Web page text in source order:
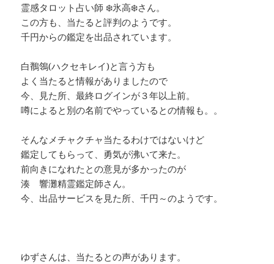
霊感タロット占い師 ❄️氷高❄️さん。
この方も、当たると評判のようです。
千円からの鑑定を出品されています。
白鶺鴒(ハクセキレイ)と言う方も
よく当たると情報がありましたので
今、見た所、最終ログインが３年以上前。
噂によると別の名前でやっているとの情報も。。
そんなメチャクチャ当たるわけではないけど
鑑定してもらって、勇気が沸いて来た。
前向きになれたとの意見が多かったのが
湊 響灘精霊鑑定師さん。
今、出品サービスを見た所、千円～のようです。
ゆずさんは、当たるとの声があります。